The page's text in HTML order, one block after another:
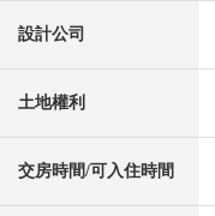
設計公司
土地權利
交房時間/可入住時間